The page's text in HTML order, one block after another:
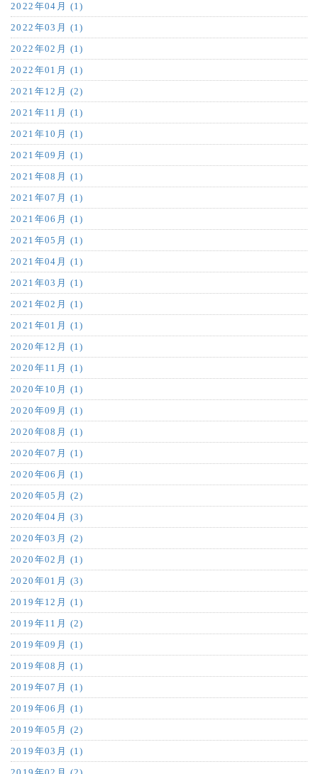
2022年04月 (1)
2022年03月 (1)
2022年02月 (1)
2022年01月 (1)
2021年12月 (2)
2021年11月 (1)
2021年10月 (1)
2021年09月 (1)
2021年08月 (1)
2021年07月 (1)
2021年06月 (1)
2021年05月 (1)
2021年04月 (1)
2021年03月 (1)
2021年02月 (1)
2021年01月 (1)
2020年12月 (1)
2020年11月 (1)
2020年10月 (1)
2020年09月 (1)
2020年08月 (1)
2020年07月 (1)
2020年06月 (1)
2020年05月 (2)
2020年04月 (3)
2020年03月 (2)
2020年02月 (1)
2020年01月 (3)
2019年12月 (1)
2019年11月 (2)
2019年09月 (1)
2019年08月 (1)
2019年07月 (1)
2019年06月 (1)
2019年05月 (2)
2019年03月 (1)